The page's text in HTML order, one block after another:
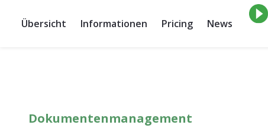
Übersicht Informationen Pricing News
Dokumentenmanagement